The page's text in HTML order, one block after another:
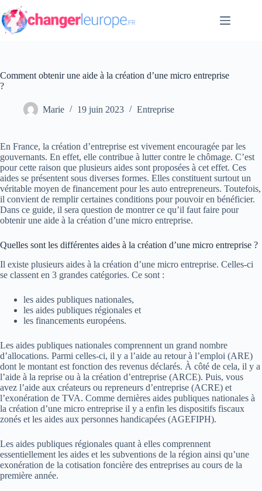
Passer
au
contenu
Comment obtenir une aide à la création d’une micro entreprise
?
Marie 19 juin 2023 Entreprise
En France, la création d’entreprise est vivement encouragée par les
gouvernants. En effet, elle contribue à lutter contre le chômage. C’est
pour cette raison que plusieurs aides sont proposées à cet effet. Ces
aides se présentent sous diverses formes. Elles constituent surtout un
véritable moyen de financement pour les auto entrepreneurs. Toutefois,
il convient de remplir certaines conditions pour pouvoir en bénéficier.
Dans ce guide, il sera question de montrer ce qu’il faut faire pour
obtenir une aide à la création d’une micro entreprise.
Quelles sont les différentes aides à la création d’une micro entreprise ?
Il existe plusieurs aides à la création d’une micro entreprise. Celles-ci
se classent en 3 grandes catégories. Ce sont :
les aides publiques nationales,
les aides publiques régionales et
les financements européens.
Les aides publiques nationales comprennent un grand nombre
d’allocations. Parmi celles-ci, il y a l’aide au retour à l’emploi (ARE)
dont le montant est fonction des revenus déclarés. À côté de cela, il y a
l’aide à la reprise ou à la création d’entreprise (ARCE). Puis, vous
avez l’aide aux créateurs ou repreneurs d’entreprise (ACRE) et
l’exonération de TVA. Comme dernières aides publiques nationales à
la création d’une micro entreprise il y a enfin les dispositifs fiscaux
zonés et les aides aux personnes handicapées (AGEFIPH).
Les aides publiques régionales quant à elles comprennent
essentiellement les aides et les subventions de la région ainsi qu’une
exonération de la cotisation foncière des entreprises au cours de la
première année.